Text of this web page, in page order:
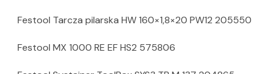
Festool Tarcza pilarska HW 160×1,8×20 PW12 205550
Festool MX 1000 RE EF HS2 575806